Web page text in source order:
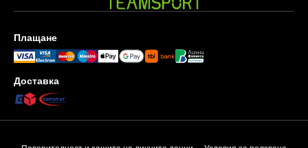
Плащане
Доставка